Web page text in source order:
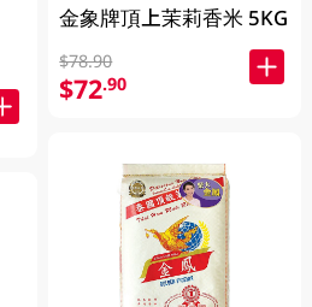
金象牌頂上茉莉香米 5KG
$78.90
$72.90